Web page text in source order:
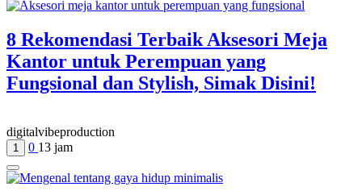
8 Rekomendasi Terbaik Aksesori Meja
Kantor untuk Perempuan yang
Fungsional dan Stylish, Simak Disini!
digitalvibeproduction
1 0 13 jam